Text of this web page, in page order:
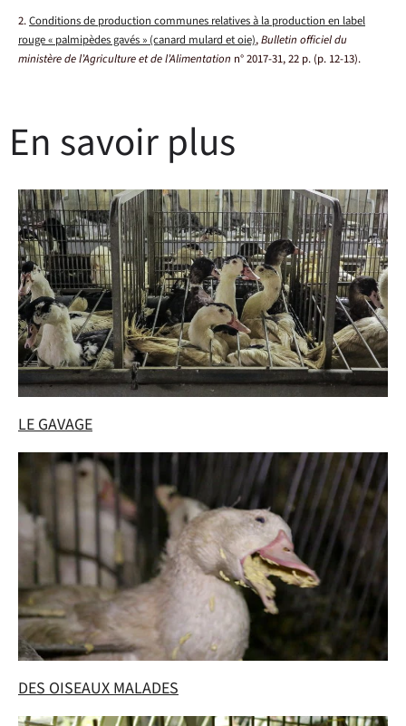
2.Conditions de production communes relatives à la production en label
rouge « palmipèdes gavés » (canard mulard et oie),Bulletin officiel du
ministère de l’Agriculture et de l’Alimentation n° 2017-31, 22 p. (p. 12-13).
En savoir plus
LE GAVAGE
DES OISEAUX MALADES